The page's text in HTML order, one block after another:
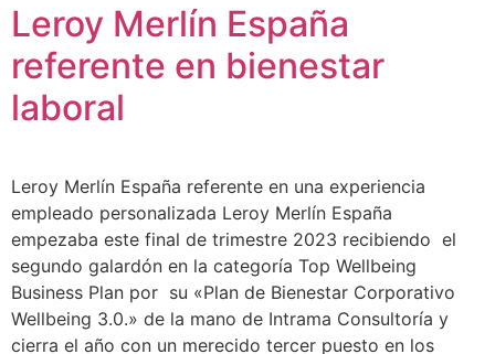
Leroy Merlín España
referente en bienestar
laboral
Leroy Merlín España referente en una experiencia
empleado personalizada Leroy Merlín España
empezaba este final de trimestre 2023 recibiendo el
segundo galardón en la categoría Top Wellbeing
Business Plan por su «Plan de Bienestar Corporativo
Wellbeing 3.0.» de la mano de Intrama Consultoría y
cierra el año con un merecido tercer puesto en los